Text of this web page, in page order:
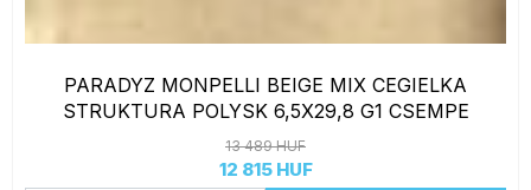
PARADYZ MONPELLI BEIGE MIX CEGIELKA
STRUKTURA POLYSK 6,5X29,8 G1 CSEMPE
13 489 HUF
12 815 HUF